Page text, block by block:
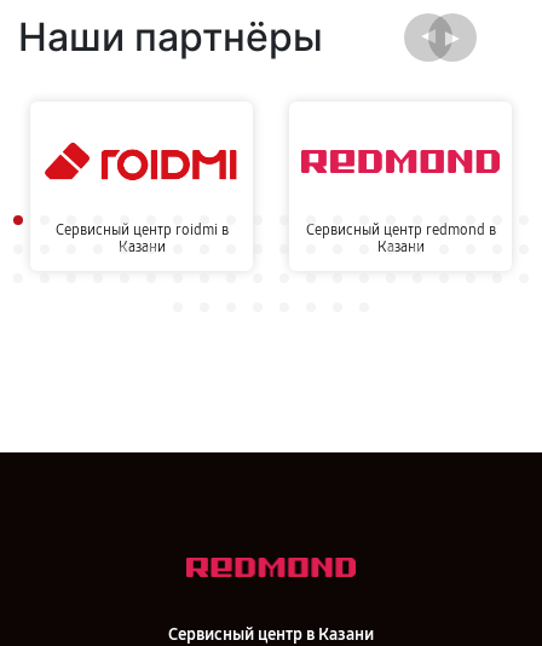
Наши партнёры
Сервисный центр roidmi в
Казани
Сервисный центр redmond в
Казани
Сервисный центр в Казани